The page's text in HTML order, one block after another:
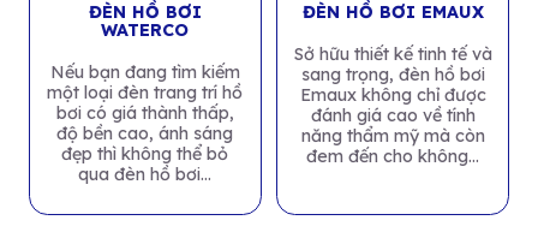
ĐÈN HỒ BƠI
WATERCO
Nếu bạn đang tìm kiếm
một loại đèn trang trí hồ
bơi có giá thành thấp,
độ bền cao, ánh sáng
đẹp thì không thể bỏ
qua đèn hồ bơi...
ĐÈN HỒ BƠI EMAUX
Sở hữu thiết kế tinh tế và
sang trọng, đèn hồ bơi
Emaux không chỉ được
đánh giá cao về tính
năng thẩm mỹ mà còn
đem đến cho không...